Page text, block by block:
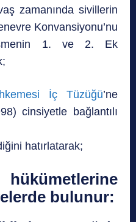
zamanında sivillerin
Konvansiyonu’nu
1. ve 2. Ek
İç Tüzüğü’ne
cinsiyetle bağlantılı
hatırlatarak;
bulunur: